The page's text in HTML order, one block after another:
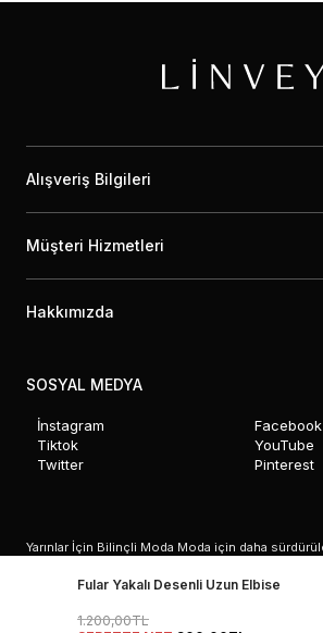
Fular Yakalı Desenli Uzun Elbise
1.200,00TL
Alışveriş Bilgileri
Müşteri Hizmetleri
Hakkımızda
SOSYAL MEDYA
İnstagram
Facebook
Tiktok
YouTube
Twitter
Pinterest
Yarınlar İçin Bilinçli Moda Moda için daha
ve sürdürülebilir moda tercihlerine olan
temelinde yer almaktadır. Etik olarak tedarik
attığımız her adım, daha yeşil ve sürdürülebilir bir